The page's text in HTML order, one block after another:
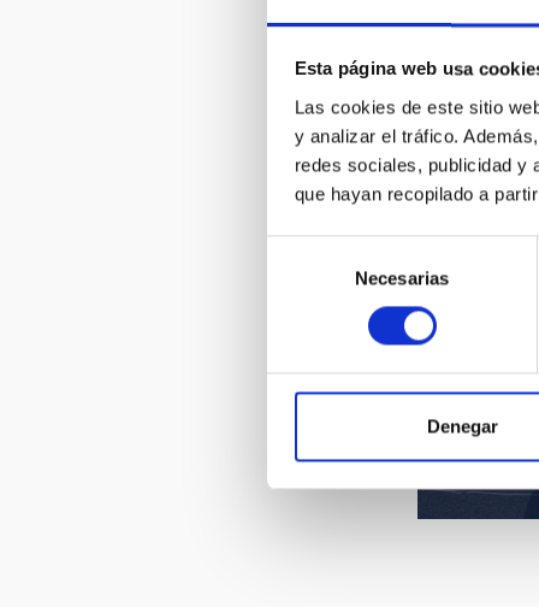
Esta página web usa
Las cookies de este sitio
y analizar el tráfico.
redes sociales, publicidad y
que hayan recopilado a
consentimiento
Necesarias
Denegar
Ignacio
IAC y los
de
Ignacio
de